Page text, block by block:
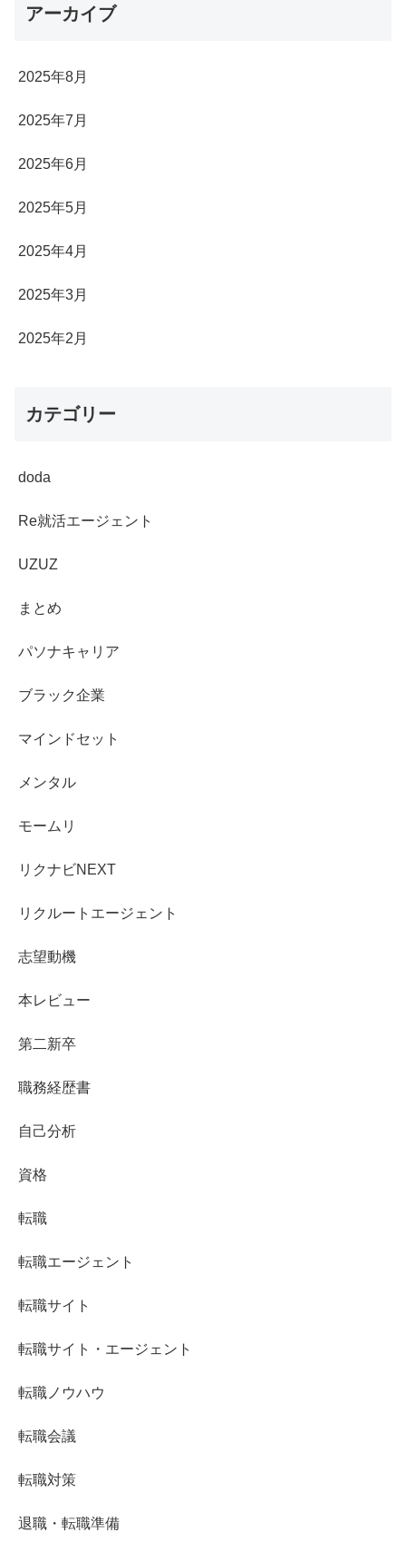
アーカイブ
2025年8月
2025年7月
2025年6月
2025年5月
2025年4月
2025年3月
2025年2月
カテゴリー
doda
Re就活エージェント
UZUZ
まとめ
パソナキャリア
ブラック企業
マインドセット
メンタル
モームリ
リクナビNEXT
リクルートエージェント
志望動機
本レビュー
第二新卒
職務経歴書
自己分析
資格
転職
転職エージェント
転職サイト
転職サイト・エージェント
転職ノウハウ
転職会議
転職対策
退職・転職準備